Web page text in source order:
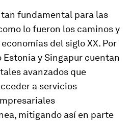
fundamental para las
lo fueron los caminos y
del siglo XX. Por
Estonia y Singapur cuentan
avanzados que
a servicios
mitigando así en parte